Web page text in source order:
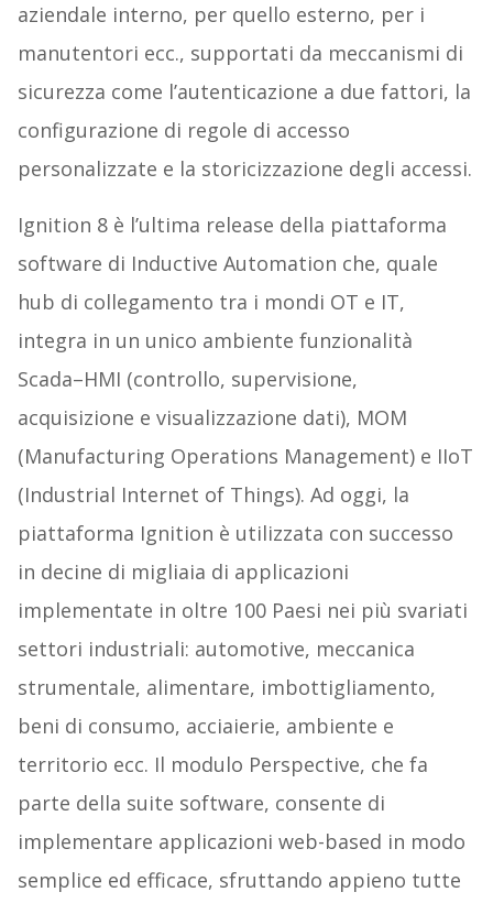
aziendale interno, per quello esterno, per i
manutentori ecc., supportati da meccanismi di
sicurezza come l’autenticazione a due fattori, la
configurazione di regole di accesso
personalizzate e la storicizzazione degli accessi.
Ignition 8 è l’ultima release della piattaforma
software di Inductive Automation che, quale
hub di collegamento tra i mondi OT e IT,
integra in un unico ambiente funzionalità
Scada–HMI (controllo, supervisione,
acquisizione e visualizzazione dati), MOM
(Manufacturing Operations Management) e IIoT
(Industrial Internet of Things). Ad oggi, la
piattaforma Ignition è utilizzata con successo
in decine di migliaia di applicazioni
implementate in oltre 100 Paesi nei più svariati
settori industriali: automotive, meccanica
strumentale, alimentare, imbottigliamento,
beni di consumo, acciaierie, ambiente e
territorio ecc. Il modulo Perspective, che fa
parte della suite software, consente di
implementare applicazioni web-based in modo
semplice ed efficace, sfruttando appieno tutte